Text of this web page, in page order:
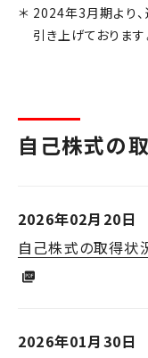
2024年3月期より
引き上げております
自己株式の
2026年02月20日
自己株式の取得状
2026年01月30日